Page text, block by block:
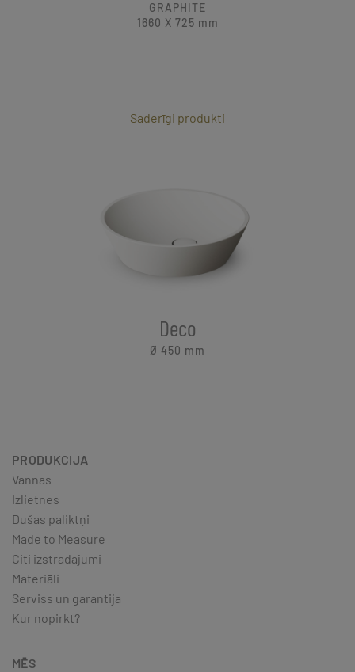
GRAPHITE
1660 X 725 mm
Saderīgi produkti
Deco
Ø 450 mm
PRODUKCIJA
Vannas
Izlietnes
Dušas paliktņi
Made to Measure
Citi izstrādājumi
Materiāli
Serviss un garantija
Kur nopirkt?
MĒS